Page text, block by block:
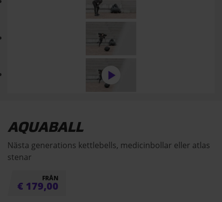
AQUABALL
Nästa generations kettlebells, medicinbollar eller atlas
stenar
FRÅN
€ 179,00